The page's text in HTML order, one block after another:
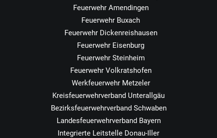
Feuerwehr Amendingen
Feuerwehr Buxach
Feuerwehr Dickenreishausen
Feuerwehr Eisenburg
Feuerwehr Steinheim
Feuerwehr Volkratshofen
Werkfeuerwehr Metzeler
Kreisfeuerwehrverband Unterallgäu
Bezirksfeuerwehrverband Schwaben
Landesfeuerwehrverband Bayern
Integrierte Leitstelle Donau-Iller